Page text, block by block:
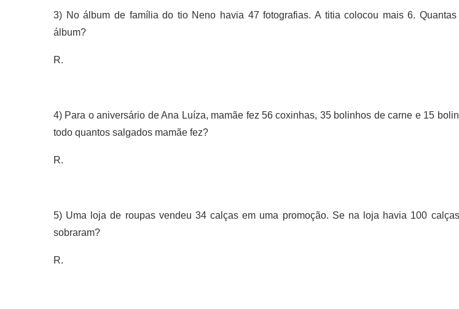
3) No álbum de família do tio Neno havia 47 fotografias. A titia colocou mais 6.
álbum?
R.
4) Para o aniversário de Ana Luíza, mamãe fez 56 coxinhas, 35 bolinhos de carne e 15
todo quantos salgados mamãe fez?
R.
5) Uma loja de roupas vendeu 34 calças em uma promoção. Se na loja havia 100
sobraram?
R.